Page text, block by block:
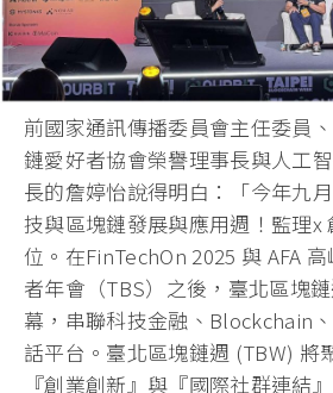
前國家通訊傳播委員會主任委員
鏈愛好者協會榮譽理事長與人工
長的詹婷怡說得明白：「今年九
技與區塊鏈發展與應用週！監理x
位。在FinTechOn 2025 與 AFA
者年會（TBS）之後，臺北區塊
幕，串聯科技金融、Blockchain
話平台。臺北區塊鏈週 (TBW) 將
『創業創新』與『國際社群連結